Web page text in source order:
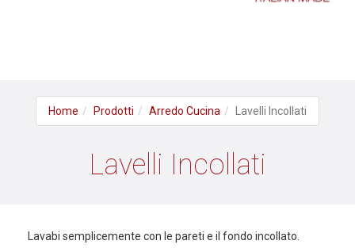
Home Prodotti Arredo Cucina Lavelli Incollati
Lavelli Incollati
Lavabi semplicemente con le pareti e il fondo incollato.